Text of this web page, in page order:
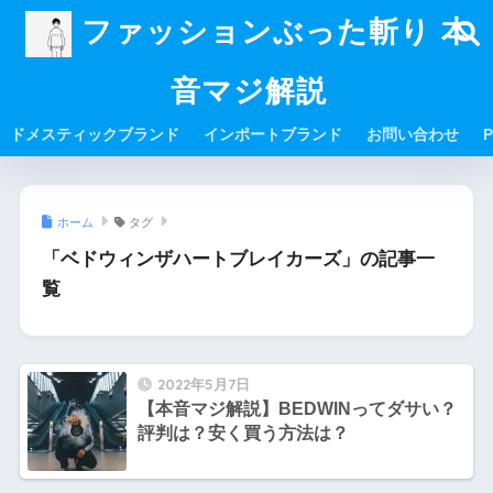
ファッションぶった斬り 本
音マジ解説
ドメスティックブランド インポートブランド お問い合わせ
ホーム タグ
「ベドウィンザハートブレイカーズ」の記事一
覧
2022年5月7日
【本音マジ解説】BEDWINってダサい？
評判は？安く買う方法は？